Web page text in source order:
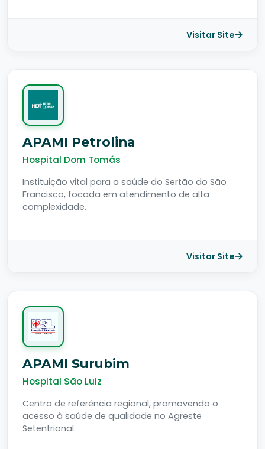
Visitar Site
APAMI Petrolina
Hospital Dom Tomás
Instituição vital para a saúde do Sertão do São
Francisco, focada em atendimento de alta
complexidade.
Visitar Site
APAMI Surubim
Hospital São Luiz
Centro de referência regional, promovendo o
acesso à saúde de qualidade no Agreste
Setentrional.